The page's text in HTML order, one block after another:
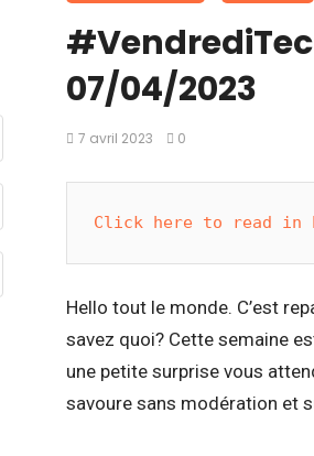
07/04/2023
7 avril 2023 0
Click here to read in
Hello tout le monde. C’est
savez quoi? Cette semaine
une petite surprise vous
savoure sans modération et